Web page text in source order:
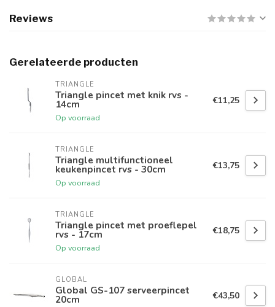
Reviews
Gerelateerde producten
TRIANGLE
Triangle pincet met knik rvs -
14cm
Op voorraad
€11,25
TRIANGLE
Triangle multifunctioneel
keukenpincet rvs - 30cm
Op voorraad
€13,75
TRIANGLE
Triangle pincet met proeflepel
rvs - 17cm
Op voorraad
€18,75
GLOBAL
Global GS-107 serveerpincet
20cm €43,50